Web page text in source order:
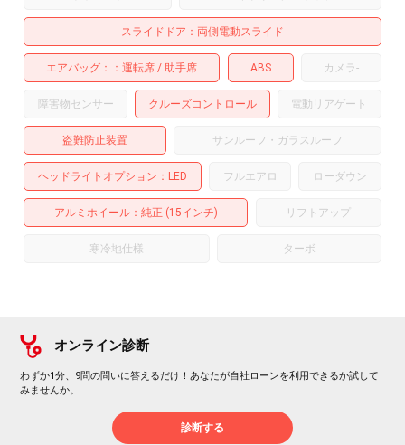
スライドドア 両側電動スライド
エアバッグ： 運転席 助手席 ABS カメラ-
障害物センサー クルーズコントロール 電動リアゲート
盗難防止装置 サンルーフ・ガラスルーフ
ヘッドライトオプション LED フルエアロ ローダウン
アルミホイール：純正 (15インチ) リフトアップ
寒冷地仕様 ターボ
オンライン診断
わずか1分、9問の問いに答えるだけ！あなたが自社ローンを利用できるか試して
みませんか。
診断する